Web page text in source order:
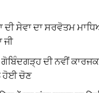
ਦੀ ਸੇਵਾ ਦਾ ਸਰਵੋਤਮ
ਜੀ
ਦੀ ਨਵੀਂ
ਹੋਈ ਚੋਣ